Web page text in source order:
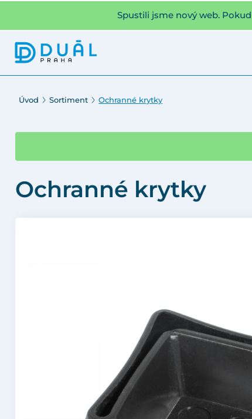
Spustili jsme nový web.
Úvod Sortiment Ochranné krytky
Ochranné krytky